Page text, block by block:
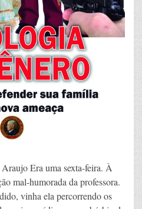
Era uma sexta-feira. À
mal-humorada da professora.
vinha ela percorrendo os